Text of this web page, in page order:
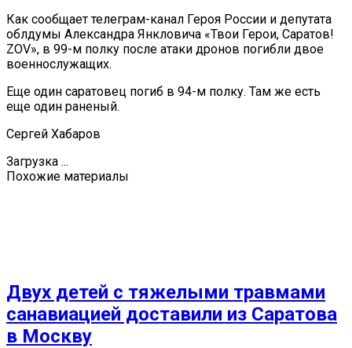
Как сообщает телеграм-канал Героя России и депутата
облдумы Александра Янкловича «Твои Герои, Саратов!
ZOV», в 99-м полку после атаки дронов погибли двое
военнослужащих.
Еще один саратовец погиб в 94-м полку. Там же есть
еще один раненый.
Сергей Хабаров
Загрузка ...
Похожие материалы
Двух детей с тяжелыми травмами
санавиацией доставили из Саратова
в Москву